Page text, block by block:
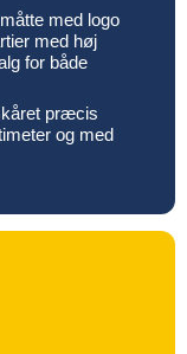
med logo
med høj
for både
præcis
og med